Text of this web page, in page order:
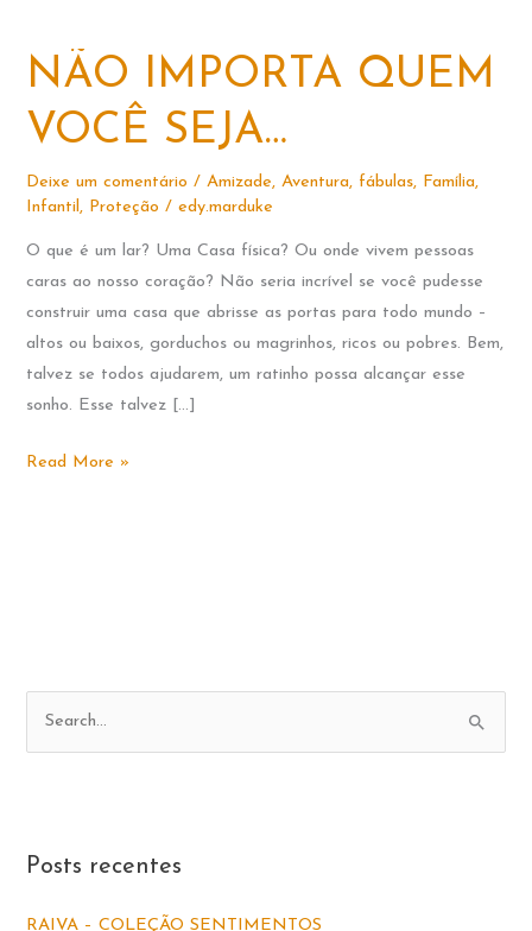
NÃO IMPORTA QUEM
VOCÊ SEJA…
Deixe um comentário /Amizade,Aventura, fábulas, Família,
Infantil , Proteção /edy.marduke
O que é um lar? Uma Casa física? Ou onde vivem pessoas
caras ao nosso coração? Não seria incrível se você pudesse
construir uma casa que abrisse as portas para todo mundo –
altos ou baixos, gorduchos ou magrinhos, ricos ou pobres. Bem,
talvez se todos ajudarem, um ratinho possa alcançar esse
sonho. Esse talvez […]
NÃO
Read More »
s
Posts recentes
RAIVA – COLEÇÃO SENTIMENTOS